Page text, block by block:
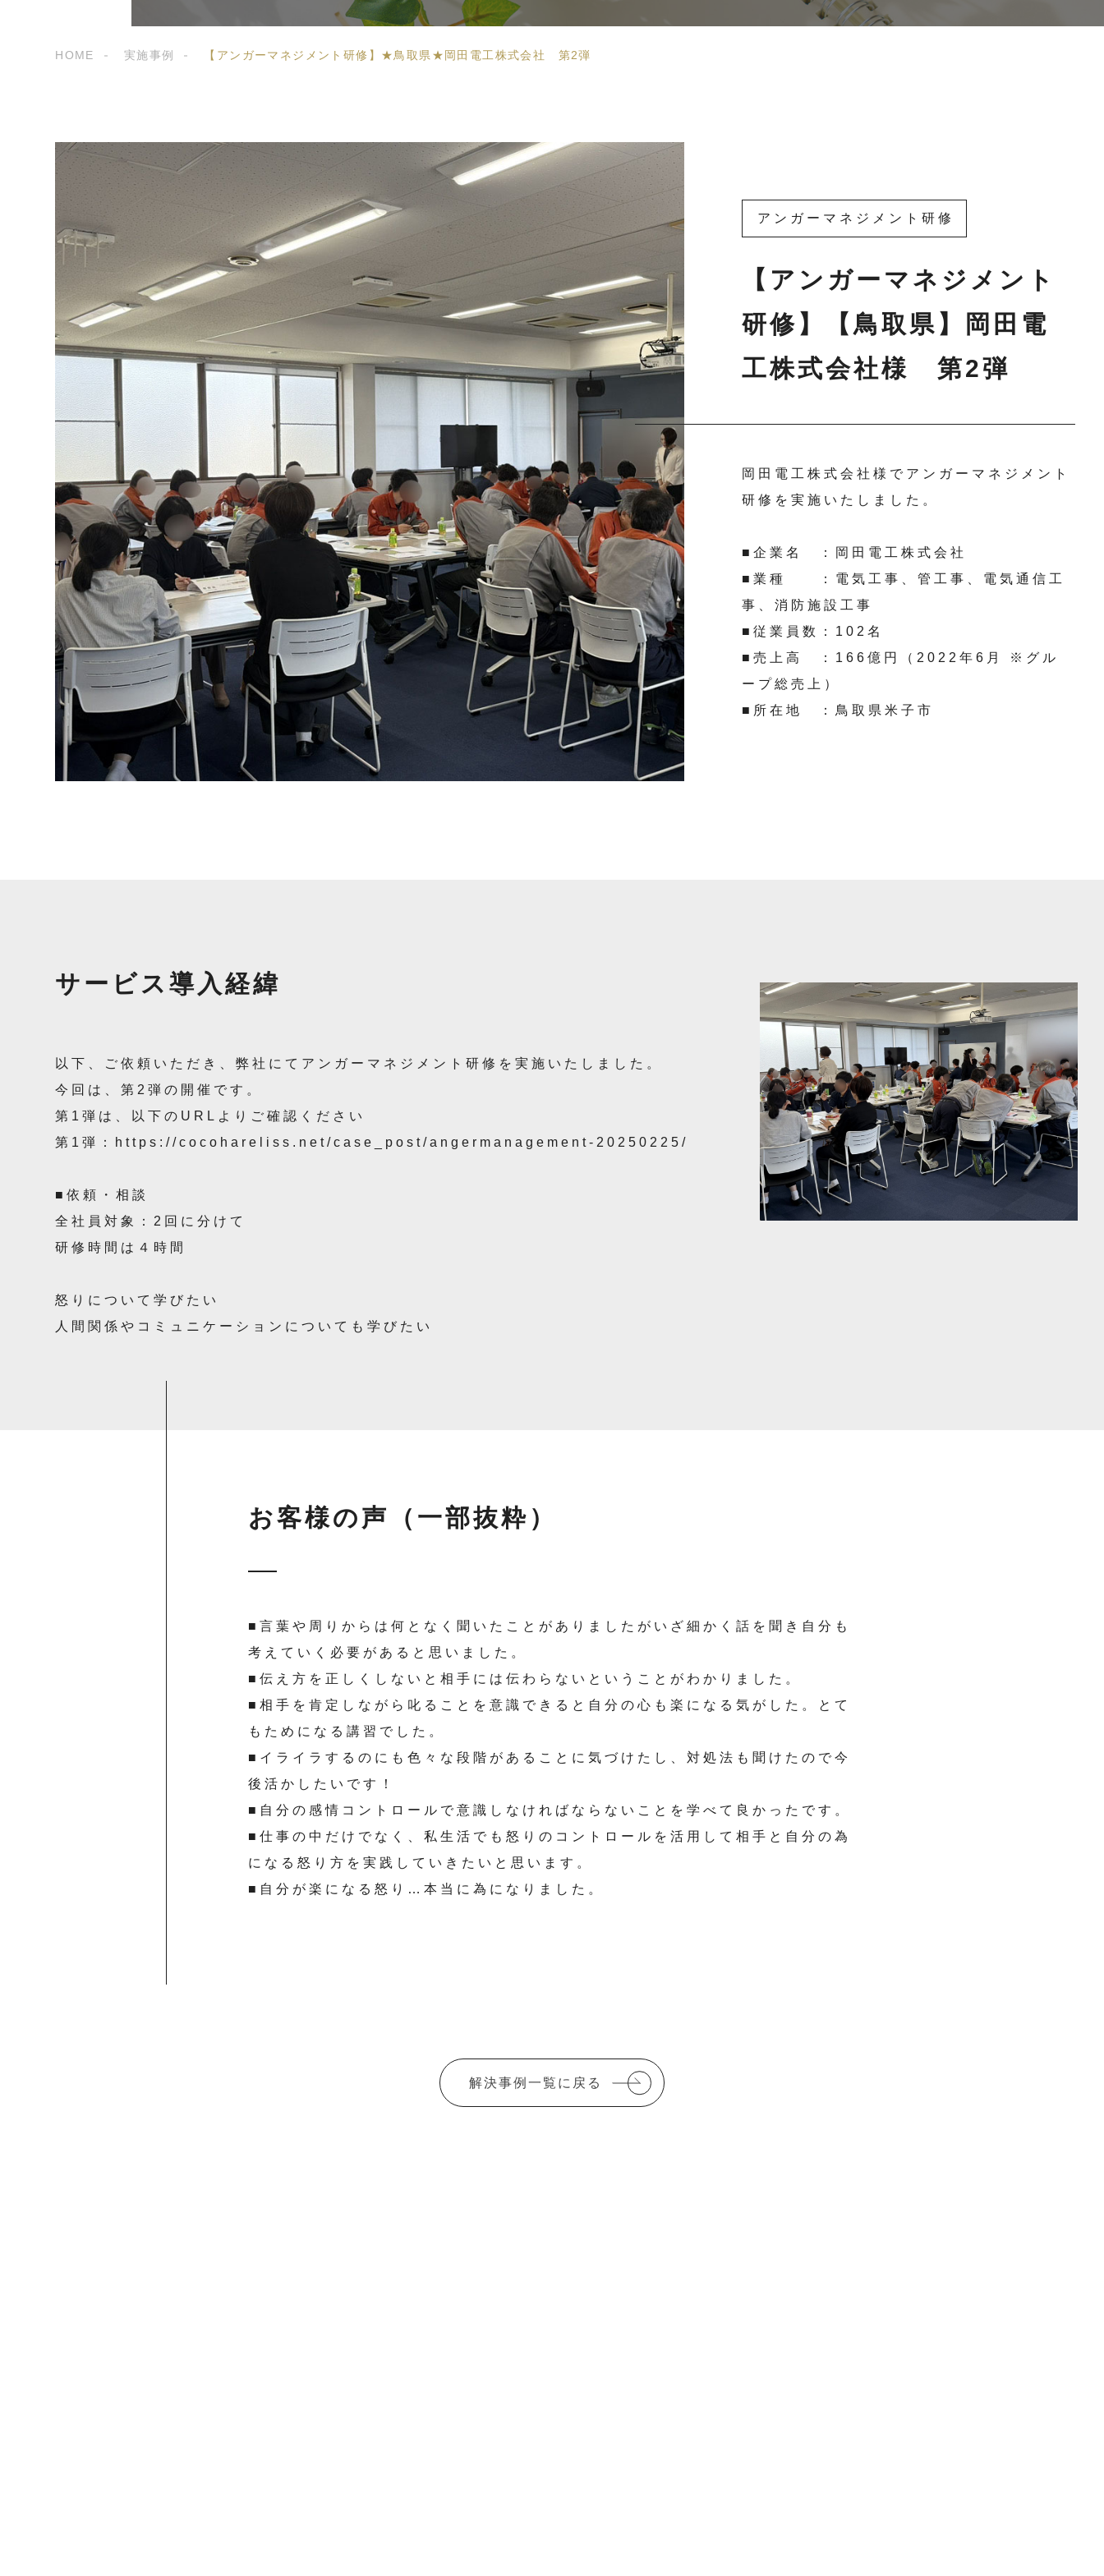
HOME 実施事例 【アンガーマネジメント研修】★鳥取県★岡田電工株式会社 第2弾
アンガーマネジメント研修
【アンガーマネジメント
研修】【鳥取県】岡田電
工株式会社様 第2弾
岡田電工株式会社様でアンガーマネジメント
研修を実施いたしました。
■企業名 ：岡田電工株式会社
■業種 ：電気工事、管工事、電気通信工
事、消防施設工事
■従業員数：102名
■売上高 ：166億円（2022年6月 ※グル
ープ総売上）
■所在地 ：鳥取県米子市
サービス導入経緯
以下、ご依頼いただき、弊社にてアンガーマネジメント研修を実施いたしました。
今回は、第2弾の開催です。
第1弾は、以下のURLよりご確認ください
第1弾：https://cocohareliss.net/case_post/angermanagement-20250225/
■依頼・相談
全社員対象：2回に分けて
研修時間は４時間
怒りについて学びたい
人間関係やコミュニケーションについても学びたい
お客様の声（一部抜粋）
■言葉や周りからは何となく聞いたことがありましたがいざ細かく話を聞き自分も
考えていく必要があると思いました。
■伝え方を正しくしないと相手には伝わらないということがわかりました。
■相手を肯定しながら叱ることを意識できると自分の心も楽になる気がした。とて
もためになる講習でした。
■イライラするのにも色々な段階があることに気づけたし、対処法も聞けたので今
後活かしたいです！
■自分の感情コントロールで意識しなければならないことを学べて良かったです。
■仕事の中だけでなく、私生活でも怒りのコントロールを活用して相手と自分の為
になる怒り方を実践していきたいと思います。
■自分が楽になる怒り…本当に為になりました。
解決事例一覧に戻る